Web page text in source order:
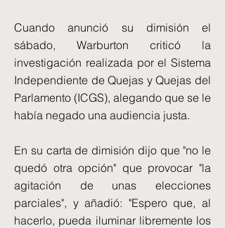
Cuando anunció su dimisión el
sábado, Warburton criticó la
investigación realizada por el Sistema
Independiente de Quejas y Quejas del
Parlamento (ICGS), alegando que se le
había negado una audiencia justa.
En su carta de dimisión dijo que "no le
quedó otra opción" que provocar "la
agitación de unas elecciones
parciales", y añadió: "Espero que, al
hacerlo, pueda iluminar libremente los